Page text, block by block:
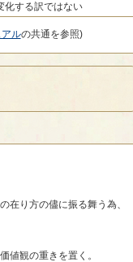
化する訳ではない
ルの共通を参照)
在り方の儘に振る舞う為、
値観の重きを置く。